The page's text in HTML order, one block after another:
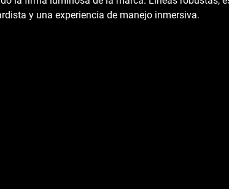
y una experiencia de manejo inmersiva.